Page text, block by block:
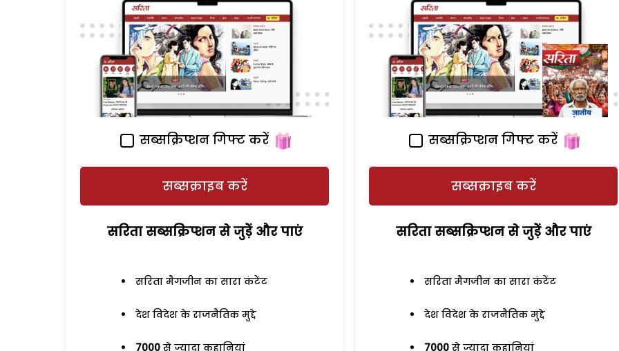
सब्सक्रिप्शन गिफ्ट करें
सब्सक्राइब करें
सरिता सब्सक्रिप्शन से जुड़ेें और पाएं
सरिता मैगजीन का सारा कंटेंट
देश विदेश के राजनैतिक मुद्दे
7000 से ज्यादा कहानियां
सब्सक्रिप्शन गिफ्ट करें
सब्सक्राइब करें
सरिता सब्सक्रिप्शन से जुड़ेें और पाएं
सरिता मैगजीन का सारा कंटेंट
देश विदेश के राजनैतिक मुद्दे
7000 से ज्यादा कहानियां